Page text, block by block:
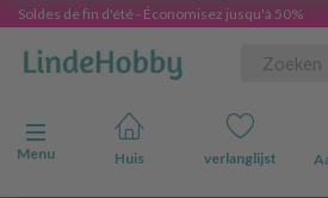
Soldes de fin d'été - Économisez jusqu'à 50%
Navigatie in-/uitschakelen
Menu
Huis verlanglijst